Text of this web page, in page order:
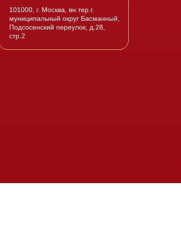
101000, г. Москва, вн.тер.г.
муниципальный округ Басманный,
Подсосенский переулок, д.28,
стр.2